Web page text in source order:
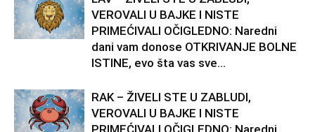
VEROVALI U BAJKE I NISTE
PRIMEĆIVALI OČIGLEDNO: Naredni
dani vam donose OTKRIVANJE BOLNE
ISTINE, evo šta vas sve...
RAK – ŽIVELI STE U ZABLUDI,
VEROVALI U BAJKE I NISTE
PRIMEĆIVALI OČIGLEDNO: Naredni